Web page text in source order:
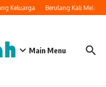
Keluarga Berulang Kali
Main Menu